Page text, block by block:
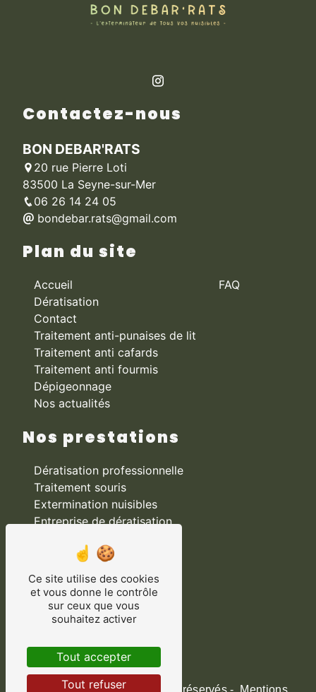
Contactez-nous
BON DEBAR'RATS
20 rue Pierre Loti
83500 La Seyne-sur-Mer
06 26 14 24 05
bondebar.rats@gmail.com
Plan du site
Accueil
Dératisation
Contact
Traitement anti-punaises de lit
Traitement anti cafards
Traitement anti fourmis
Dépigeonnage
Nos actualités
FAQ
Nos prestations
Dératisation professionnelle
Traitement souris
Extermination nuisibles
Entreprise de dératisation
Traitement cafards
Solution contre les insectes
Traitement fourmis
Expert anti-nuisibles
Traitement punaises de lit
Ce site utilise des cookies
et vous donne le contrôle
sur ceux que vous
souhaitez activer
Tout accepter
Tout refuser